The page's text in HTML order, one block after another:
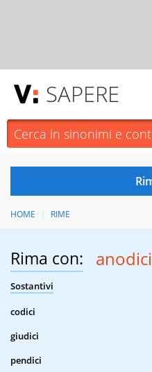
SAPERE
HOME RIME
Rima con: anodici
Sostantivi
codici
giudici
pendici